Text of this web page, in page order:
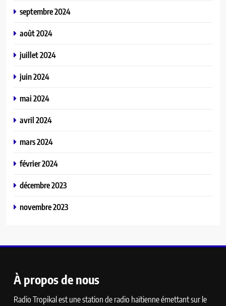
septembre 2024
août 2024
juillet 2024
juin 2024
mai 2024
avril 2024
mars 2024
février 2024
décembre 2023
novembre 2023
À propos de nous
Radio Tropikal est une station de radio haïtienne émettant sur le